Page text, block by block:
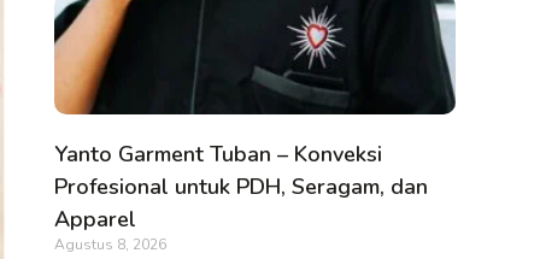
Yanto Garment Tuban – Konveksi
Profesional untuk PDH, Seragam, dan
Apparel
Agustus 8, 2026